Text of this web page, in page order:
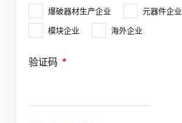
爆破器材生产企业
元器件企业
模块企业
海外企业
验证码